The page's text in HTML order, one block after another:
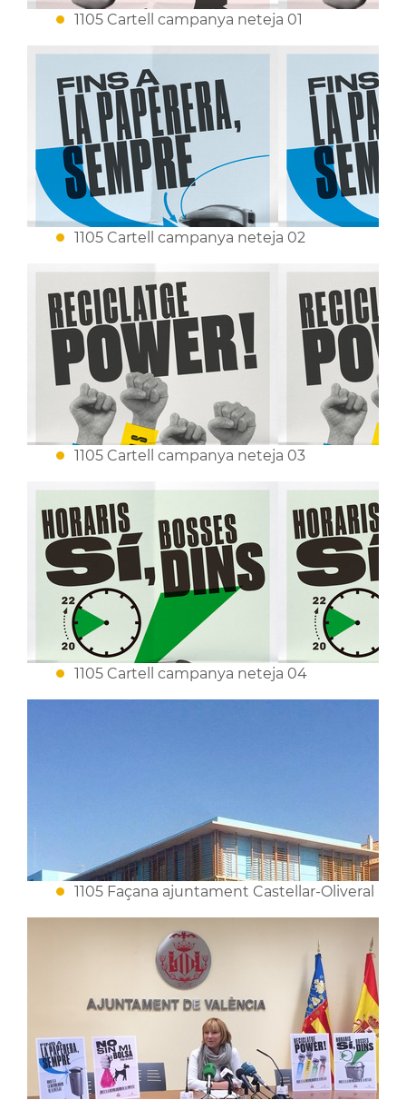
1105 Cartell campanya neteja 01
1105 Cartell campanya neteja 02
1105 Cartell campanya neteja 03
1105 Cartell campanya neteja 04
1105 Façana ajuntament Castellar-Oliveral